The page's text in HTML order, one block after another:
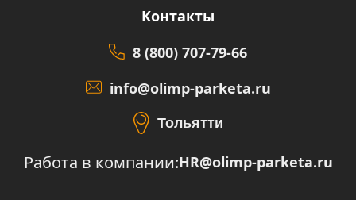
Контакты
8 (800) 707-79-66
info@olimp-parketa.ru
Тольятти
Работа в компании:HR@olimp-parketa.ru